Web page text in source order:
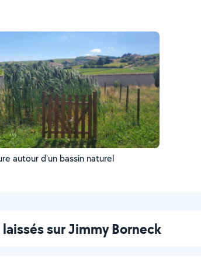
autour d'un bassin naturel
sur Jimmy Borneck